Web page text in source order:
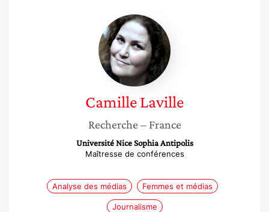
Camille
Laville
CamilleLaville
Recherche – France
Université Nice Sophia Antipolis
Maîtresse de conférences
Analyse des médias Femmes et médias
Journalisme